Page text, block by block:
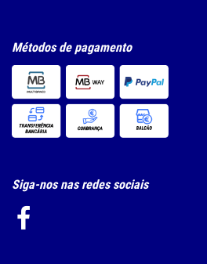
Métodos de pagamento
Siga-nos nas redes sociais